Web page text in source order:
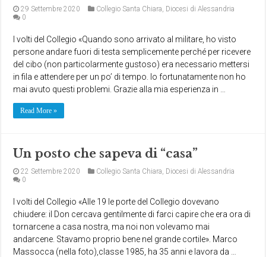
29 Settembre 2020 Collegio Santa Chiara, Diocesi di Alessandria
0
I volti del Collegio «Quando sono arrivato al militare, ho visto
persone andare fuori di testa semplicemente perché per ricevere
del cibo (non particolarmente gustoso) era necessario mettersi
in fila e attendere per un po’ di tempo. Io fortunatamente non ho
mai avuto questi problemi. Grazie alla mia esperienza in …
Read More »
Un posto che sapeva di “casa”
22 Settembre 2020 Collegio Santa Chiara, Diocesi di Alessandria
0
I volti del Collegio «Alle 19 le porte del Collegio dovevano
chiudere: il Don cercava gentilmente di farci capire che era ora di
tornarcene a casa nostra, ma noi non volevamo mai
andarcene. Stavamo proprio bene nel grande cortile». Marco
Massocca (nella foto),classe 1985, ha 35 anni e lavora da …